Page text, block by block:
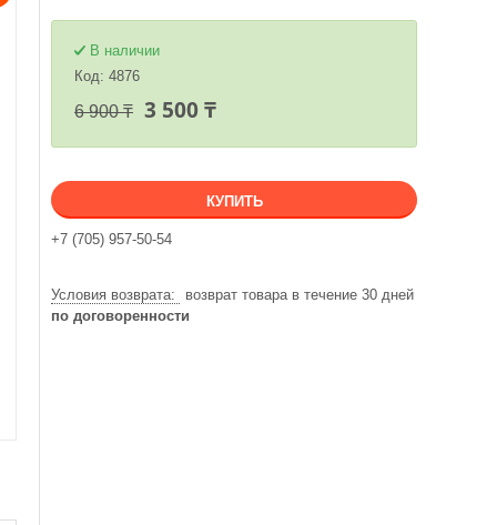
В наличии
Код: 4876
6 900 ₸ 3 500 ₸
КУПИТЬ
+7 (705) 957-50-54
возврат товара в течение 30 дней
по договоренности